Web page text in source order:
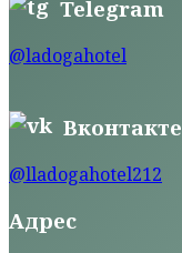
Telegram
@ladogahotel
Вконтакте
@lladogahotel212
Адрес